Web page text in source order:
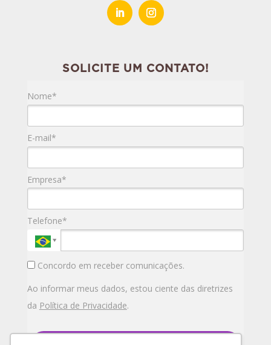
SOLICITE UM CONTATO!
Nome*
E-mail*
Empresa*
Telefone*
Concordo em receber comunicações.
Ao informar meus dados, estou ciente das diretrizes
da Política de Privacidade.